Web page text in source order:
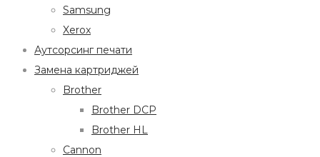
Samsung
Xerox
Аутсорсинг печати
Замена картриджей
Brother
Brother DCP
Brother HL
Cannon